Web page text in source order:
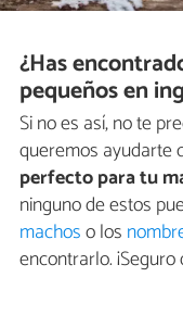
¿Has
pequeños en
Si no es así, no te
queremos ayudarte
perfecto para tu
ninguno de estos
machoso los
encontrarlo.